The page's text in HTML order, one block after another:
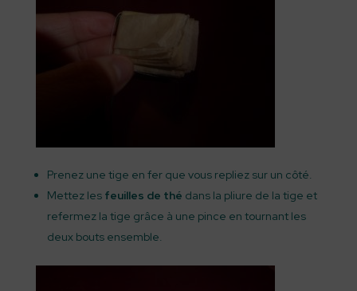
Prenez une tige en fer que vous repliez sur un côté.
Mettez les feuilles de thé dans la pliure de la tige et
refermez la tige grâce à une pince en tournant les
deux bouts ensemble.